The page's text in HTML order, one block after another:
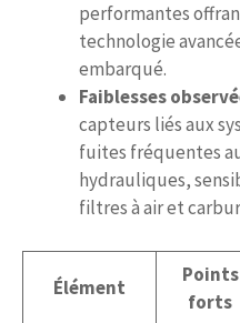
performantes
technologie
embarqué.
Faiblesses
capteurs liés aux
fuites fréquentes
hydrauliques,
filtres à air et
Élément
Points
forts